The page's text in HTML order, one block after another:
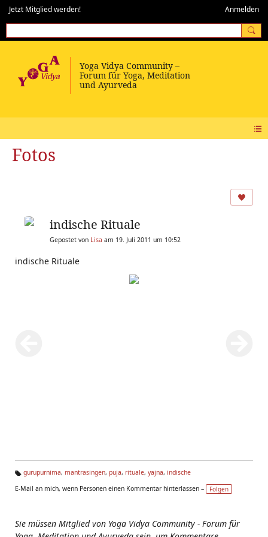
Jetzt Mitglied werden! Anmelden
Fotos
indische Rituale
Gepostet von Lisa am 19. Juli 2011 um 10:52
indische Rituale
g
gurupurnima, mantrasingen, puja, rituale, yajna, indische
E-Mail an mich, wenn Personen einen Kommentar hinterlassen –
Folgen
Sie müssen Mitglied von Yoga Vidya Community - Forum für